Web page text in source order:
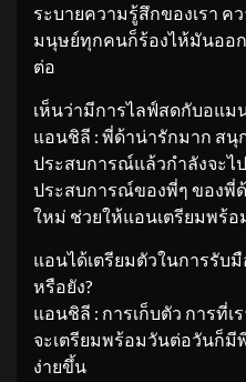
ระบายความรู้สึกของเรา ค
มนุษย์ทุกคนก็ร้องไห้มันออ
ต่อ
เห็นว่ามีการไลฟ์สดกับอแม
แอนชิลี : พี่ด้าน่ารักมาก ส
ประสบการณ์แล้วกำลังจะไ
ประสบการณ์ของพี่ๆ ของพี่
ใหม่ ช่วยให้แอนเตรียมพร้
แอนได้เตรียมตัวในการรับ
หรือยัง?
แอนชิลี : การเก็บตัว การที่เ
จะเตรียมพร้อมวันต่อวันก็
ง่ายขึ้น